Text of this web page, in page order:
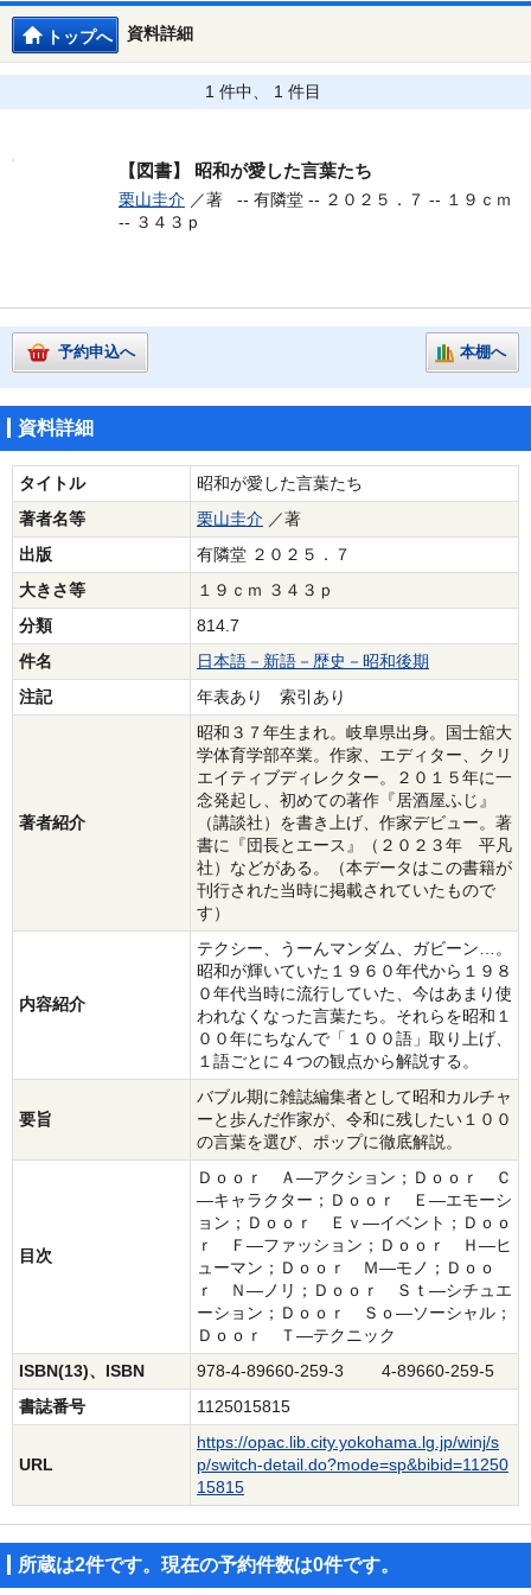
資料詳細
トップへ
1 件中、 1 件目
【図書】 昭和が愛した言葉たち
栗山圭介 ／著 -- 有隣堂 -- ２０２５．７ -- １９ｃｍ
-- ３４３ｐ
予約申込へ 本棚へ
資料詳細
タイトル
昭和が愛した言葉たち
著者名等
栗山圭介 ／著
出版
有隣堂 ２０２５．７
大きさ等
１９ｃｍ ３４３ｐ
分類
814.7
件名
日本語－新語－歴史－昭和後期
注記
年表あり 索引あり
著者紹介
昭和３７年生まれ。岐阜県出身。国士舘大
学体育学部卒業。作家、エディター、クリ
エイティブディレクター。２０１５年に一
念発起し、初めての著作『居酒屋ふじ』
（講談社）を書き上げ、作家デビュー。著
書に『団長とエース』（２０２３年 平凡
社）などがある。（本データはこの書籍が
刊行された当時に掲載されていたもので
す）
内容紹介
テクシー、うーんマンダム、ガビーン…。
昭和が輝いていた１９６０年代から１９８
０年代当時に流行していた、今はあまり使
われなくなった言葉たち。それらを昭和１
００年にちなんで「１００語」取り上げ、
１語ごとに４つの観点から解説する。
要旨
バブル期に雑誌編集者として昭和カルチャ
ーと歩んだ作家が、令和に残したい１００
の言葉を選び、ポップに徹底解説。
目次
Ｄｏｏｒ Ａ―アクション；Ｄｏｏｒ Ｃ
―キャラクター；Ｄｏｏｒ Ｅ―エモーシ
ョン；Ｄｏｏｒ Ｅｖ―イベント；Ｄｏｏ
ｒ Ｆ―ファッション；Ｄｏｏｒ Ｈ―ヒ
ューマン；Ｄｏｏｒ Ｍ―モノ；Ｄｏｏ
ｒ Ｎ―ノリ；Ｄｏｏｒ Ｓｔ―シチュエ
ーション；Ｄｏｏｒ Ｓｏ―ソーシャル；
Ｄｏｏｒ Ｔ―テクニック
ISBN(13)、ISBN
978-4-89660-259-3 4-89660-259-5
書誌番号
1125015815
URL
https://opac.lib.city.yokohama.lg.jp/winj/s
p/switch-detail.do?mode=sp&bibid=11250
15815
所蔵は2件です。現在の予約件数は0件です。